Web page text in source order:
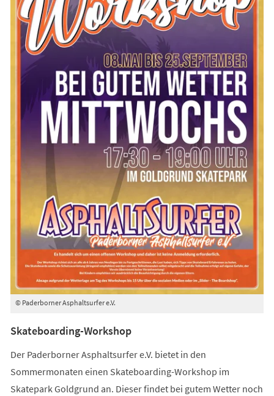
© Paderborner Asphaltsurfer e.V.
Skateboarding-Workshop
Der Paderborner Asphaltsurfer e.V. bietet in den
Sommermonaten einen Skateboarding-Workshop im
Skatepark Goldgrund an. Dieser findet bei gutem Wetter noch